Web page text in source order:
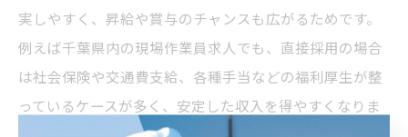
実しやすく、昇給や賞与のチャンスも広がるためです。
例えば千葉県内の現場作業員求人でも、直接採用の場合
は社会保険や交通費支給、各種手当などの福利厚生が整
っているケースが多く、安定した収入を得やすくなりま